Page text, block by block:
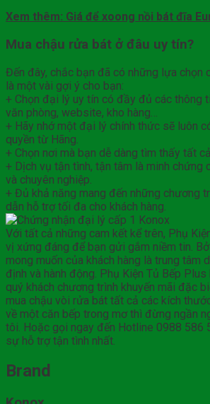
Xem thêm: Giá để xoong nồi bát đĩa
Mua chậu rửa bát ở đâu uy tín?
Đến đây, chắc bạn đã có những lựa chọn
là một vài gợi ý cho bạn:
+ Chọn đại lý uy tín có đầy đủ các thông
văn phòng, website, kho hàng…
+ Hãy nhớ một đại lý chính thức sẽ luôn
quyền từ Hãng.
+ Chọn nơi mà bạn dễ dàng tìm thấy tất
+ Dịch vụ tận tình, tận tâm là minh chứng
và chuyên nghiệp.
+ Đủ khả năng mang đến những chương
dẫn hỗ trợ tối đa cho khách hàng.
Với tất cả những cam kết kể trên, Phụ
vị xứng đáng để bạn gửi gắm niềm tin.
mong muốn của khách hàng là trung tâm
định và hành động. Phụ Kiện Tủ Bếp
quý khách chương trình khuyến mãi đặc
mua chậu vòi rửa bát tất cả các kích
về một căn bếp trong mơ thì đừng ngần
tôi. Hoặc gọi ngay đến Hotline 0988 586
sự hỗ trợ tận tình nhất.
Brand